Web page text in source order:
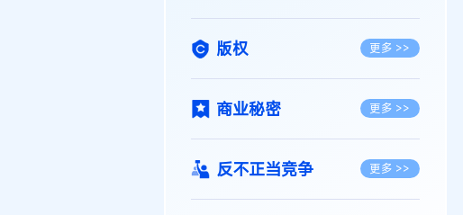
版权 更多 >>
商业秘密 更多 >>
反不正当竞争 更多 >>